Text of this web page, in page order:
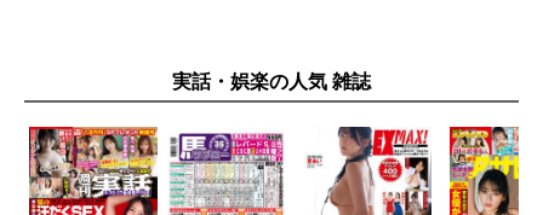
実話・娯楽の人気 雑誌